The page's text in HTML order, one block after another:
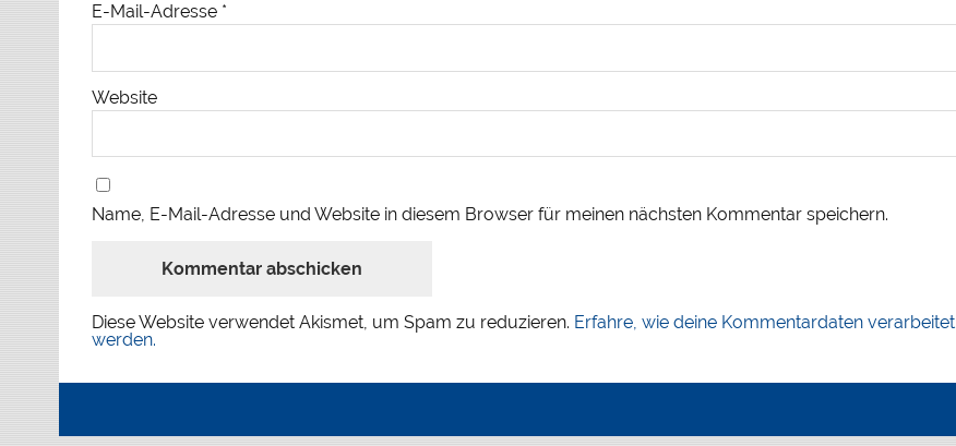
E-Mail-Adresse *
Website
Name, E-Mail-Adresse und Website in diesem Browser für meinen nächsten Kommentar speichern.
Diese Website verwendet Akismet, um Spam zu reduzieren. Erfahre, wie deine Kommentardaten verarbeitet
werden.